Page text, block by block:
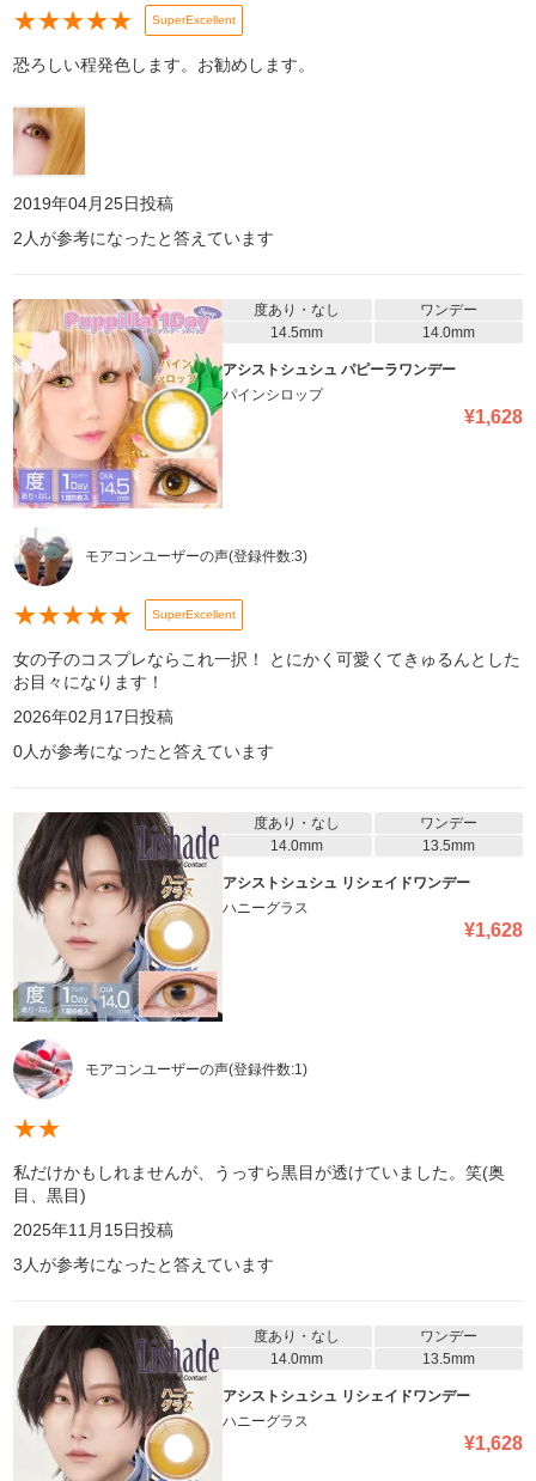
★★★★★ SuperExcellent
恐ろしい程発色します。お勧めします。
2019年04月25日投稿
2 人が参考になったと答えています
度あり・なし
ワンデー
14.5mm
14.0mm
アシストシュシュ パピーラワンデー
パインシロップ
¥1,628
モアコンユーザーの声(登録件数:3)
★★★★★ SuperExcellent
女の子のコスプレならこれ一択！ とにかく可愛くてきゅるんとした
お目々になります！
2026年02月17日投稿
0人が参考になったと答えています
度あり・なし
ワンデー
14.0mm
13.5mm
アシストシュシュ リシェイドワンデー
ハニーグラス
¥1,628
モアコンユーザーの声(登録件数:1)
★★
私だけかもしれませんが、うっすら黒目が透けていました。笑(奥
目、黒目)
2025年11月15日投稿
3 人が参考になったと答えています
度あり・なし
ワンデー
14.0mm
13.5mm
アシストシュシュ リシェイドワンデー
ハニーグラス
¥1,628